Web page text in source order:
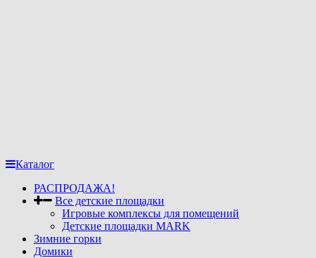
Каталог
РАСПРОДАЖА!
Все детские площадки
Игровые комплексы для помещений
Детские площадки MARK
Зимние горки
Домики